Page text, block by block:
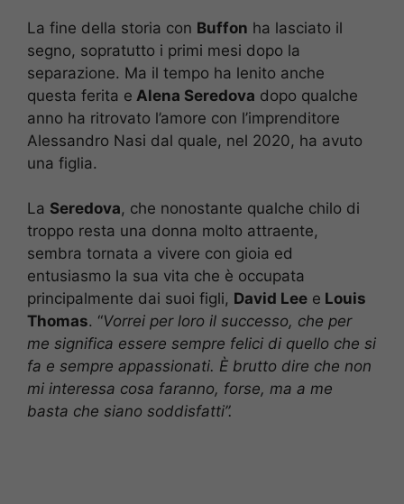
La fine della storia con Buffon ha lasciato il
segno, sopratutto i primi mesi dopo la
separazione. Ma il tempo ha lenito anche
questa ferita e Alena Seredova dopo qualche
anno ha ritrovato l’amore con l’imprenditore
Alessandro Nasi dal quale, nel 2020, ha avuto
una figlia.
La Seredova, che nonostante qualche chilo di
troppo resta una donna molto attraente,
sembra tornata a vivere con gioia ed
entusiasmo la sua vita che è occupata
principalmente dai suoi figli, David Lee e Louis
Thomas. “Vorrei per loro il successo, che per
me significa essere sempre felici di quello che si
fa e sempre appassionati. È brutto dire che non
mi interessa cosa faranno, forse, ma a me
basta che siano soddisfatti”.